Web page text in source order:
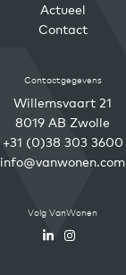
Actueel
Contact
Contactgegevens
Willemsvaart 21
8019 AB Zwolle
+31 (0)38 303 3600
info@vanwonen.com
Volg VanWonen